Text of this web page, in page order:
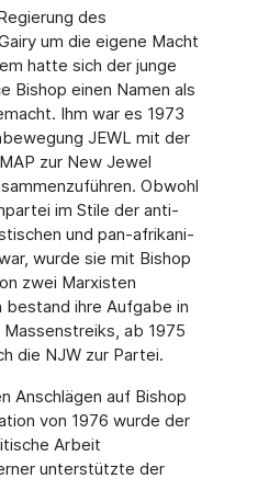
des
um die eigene Macht
hatte sich der junge
Bishop einen Namen als
Ihm war es 1973
JEWL mit der
zur New Jewel
Obwohl
im Stile der anti-
und pan-afrikani­
wurde sie mit Bishop
zwei Marxisten
bestand ihre Aufgabe in
ab 1975
die NJW zur Partei.
Anschlägen auf Bishop
von 1976 wurde der
Arbeit
unterstützte der